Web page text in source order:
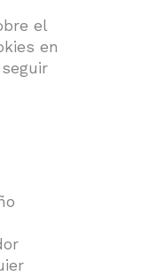
el
en